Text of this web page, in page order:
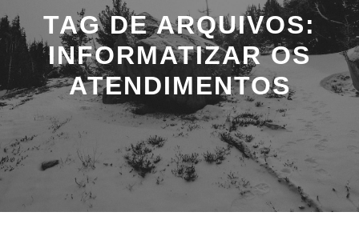
TAG DE ARQUIVOS:
INFORMATIZAR OS
ATENDIMENTOS